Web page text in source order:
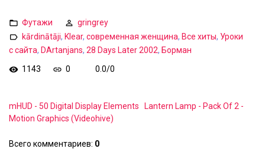
Футажи
gringrey
kārdinātāji, Klear, современная женщина, Все хиты, Уроки
с сайта, DArtanjans, 28 Days Later 2002, Борман
1143
0 0.0/0
mHUD - 50 Digital Display Elements
Lantern Lamp - Pack Of 2 -
Motion Graphics (Videohive)
Всего комментариев: 0